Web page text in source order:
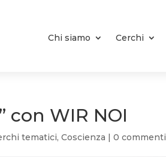
Chi siamo Cerchi
con WIR NOI
tematici, Coscienza | 0 commenti